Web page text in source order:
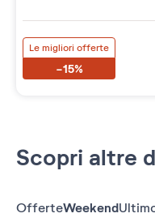
Le migliori offerte
-15%
Scopri altre
OfferteWeekend